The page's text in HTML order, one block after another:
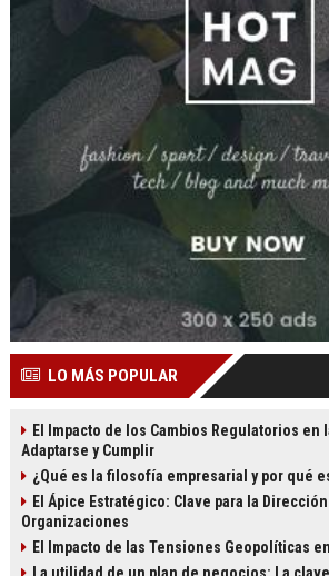
LO MÁS POPULAR
El Impacto de los Cambios Regulatorios en
Adaptarse y Cumplir
¿Qué es la filosofía empresarial y por qué
El Ápice Estratégico: Clave para la
Organizaciones
El Impacto de las Tensiones Geopolíticas